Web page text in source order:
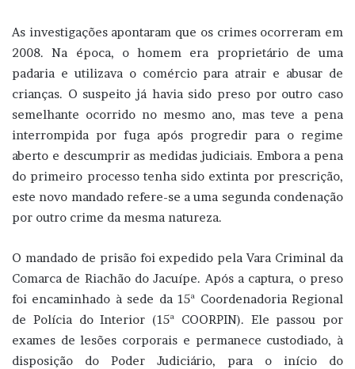
As investigações apontaram que os crimes ocorreram em
2008. Na época, o homem era proprietário de uma
padaria e utilizava o comércio para atrair e abusar de
crianças. O suspeito já havia sido preso por outro caso
semelhante ocorrido no mesmo ano, mas teve a pena
interrompida por fuga após progredir para o regime
aberto e descumprir as medidas judiciais. Embora a pena
do primeiro processo tenha sido extinta por prescrição,
este novo mandado refere-se a uma segunda condenação
por outro crime da mesma natureza.
O mandado de prisão foi expedido pela Vara Criminal da
Comarca de Riachão do Jacuípe. Após a captura, o preso
foi encaminhado à sede da 15ª Coordenadoria Regional
de Polícia do Interior (15ª COORPIN). Ele passou por
exames de lesões corporais e permanece custodiado, à
disposição do Poder Judiciário, para o início do